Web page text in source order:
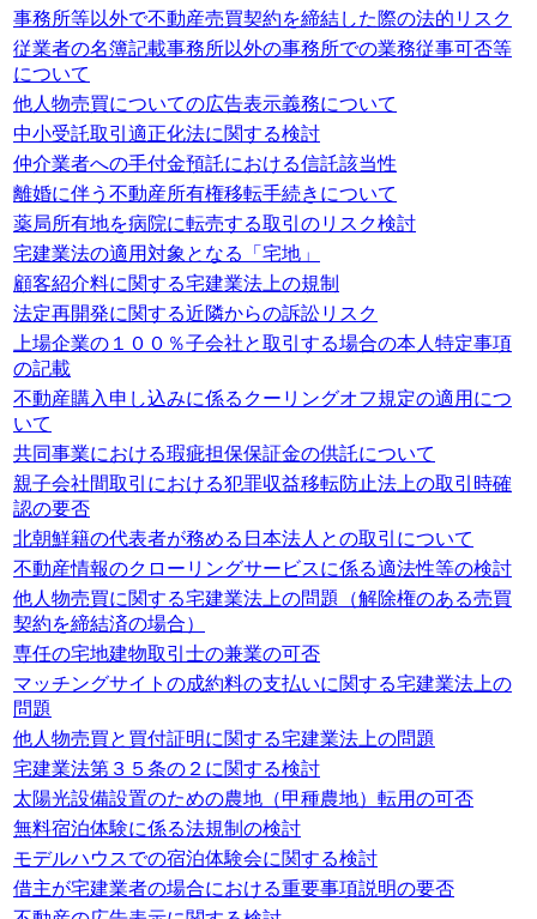
事務所等以外で不動産売買契約を締結した際の法的リスク
従業者の名簿記載事務所以外の事務所での業務従事可否等
について
他人物売買についての広告表示義務について
中小受託取引適正化法に関する検討
仲介業者への手付金預託における信託該当性
離婚に伴う不動産所有権移転手続きについて
薬局所有地を病院に転売する取引のリスク検討
宅建業法の適用対象となる「宅地」
顧客紹介料に関する宅建業法上の規制
法定再開発に関する近隣からの訴訟リスク
上場企業の１００％子会社と取引する場合の本人特定事項
の記載
不動産購入申し込みに係るクーリングオフ規定の適用につ
いて
共同事業における瑕疵担保保証金の供託について
親子会社間取引における犯罪収益移転防止法上の取引時確
認の要否
北朝鮮籍の代表者が務める日本法人との取引について
不動産情報のクローリングサービスに係る適法性等の検討
他人物売買に関する宅建業法上の問題（解除権のある売買
契約を締結済の場合）
専任の宅地建物取引士の兼業の可否
マッチングサイトの成約料の支払いに関する宅建業法上の
問題
他人物売買と買付証明に関する宅建業法上の問題
宅建業法第３５条の２に関する検討
太陽光設備設置のための農地（甲種農地）転用の可否
無料宿泊体験に係る法規制の検討
モデルハウスでの宿泊体験会に関する検討
借主が宅建業者の場合における重要事項説明の要否